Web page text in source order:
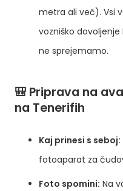
metra ali več). Vsi
vozniško dovoljenje
ne sprejemamo.
🎒 Priprava na
na Tenerifih
Kaj prinesi s seboj:
fotoaparat za
Foto spomini: Na